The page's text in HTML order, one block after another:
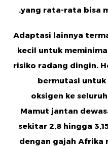
yang rata-rata bisa
Adaptasi lainnya
kecil untuk
risiko radang dingin.
bermutasi
oksigen ke
Mamut jantan
sekitar 2,8 hingga
dengan gajah Afrika